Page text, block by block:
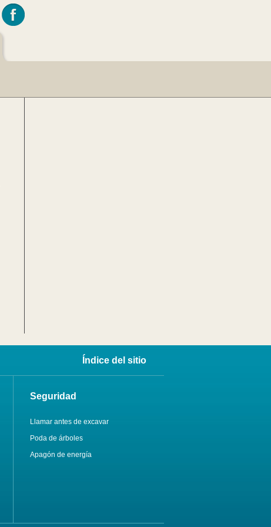
Índice del sitio
Seguridad
Llamar antes de excavar
Poda de árboles
Apagón de energía